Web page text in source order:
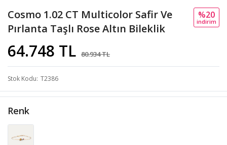
Cosmo 1.02 CT Multicolor Safir Ve
Pırlanta Taşlı Rose Altın Bileklik
64.748 TL 80.934 TL
%20
i̇ndi̇ri̇m
Stok Kodu T2386
Renk